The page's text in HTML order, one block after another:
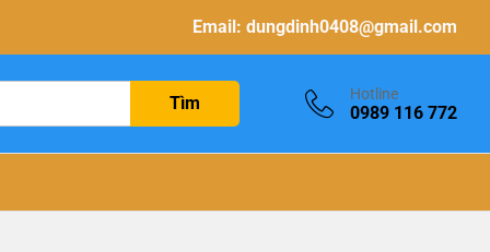
Email: dungdinh0408@gmail.com
Tìm Hotline
0989 116 772